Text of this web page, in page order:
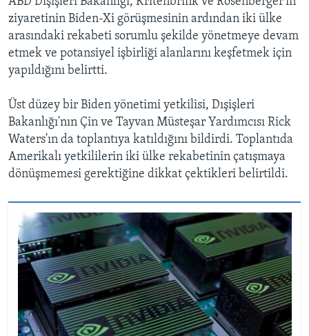
ziyaretinin Biden-Xi görüşmesinin ardından iki ülke
arasındaki rekabeti sorumlu şekilde yönetmeye devam
etmek ve potansiyel işbirliği alanlarını keşfetmek için
yapıldığını belirtti.
Üst düzey bir Biden yönetimi yetkilisi, Dışişleri
Bakanlığı'nın Çin ve Tayvan Müsteşar Yardımcısı Rick
Waters'ın da toplantıya katıldığını bildirdi. Toplantıda
Amerikalı yetkililerin iki ülke rekabetinin çatışmaya
dönüşmemesi gerektiğine dikkat çektikleri belirtildi.